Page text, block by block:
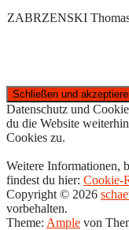
ZABRZENSKI
Datenschutz und
du die Website
Cookies zu.
Weitere Informationen,
findest du hier: Cookie-
Copyright © 2026
vorbehalten.
Theme: Ample von